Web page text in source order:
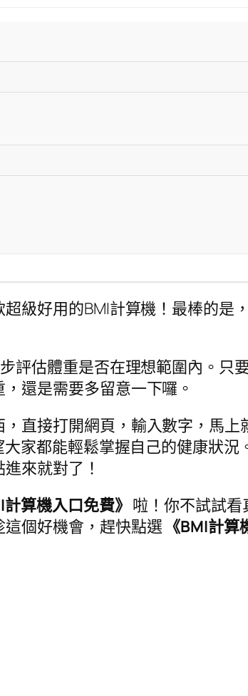
級好用的BMI計算機！最棒的是
評估體重是否在理想範圍內。只
還是需要多留意一下囉。
直接打開網頁，輸入數字，馬
大家都能輕鬆掌握自己的健康狀
來就對了！
計算機入口免費》 啦！你不試試看
個好機會，趕快點選 《BMI計算